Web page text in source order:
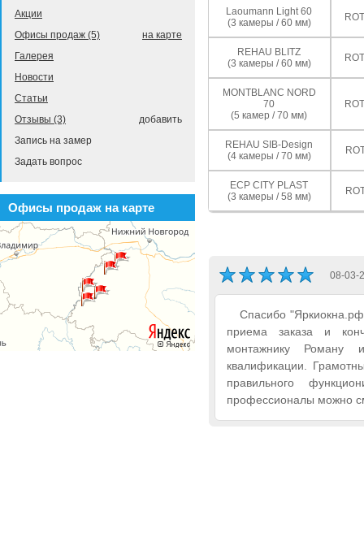
Laoumann Light 60
(3 камеры / 60 мм)
REHAU BLITZ
(3 камеры / 60 мм)
MONTBLANC NORD
70
(5 камер / 70 мм)
REHAU SIB-Design
(4 камеры / 70 мм)
ECP CITY PLAST
(3 камеры / 58 мм)
08-03-
Спасибо
приема заказа и
монтажнику Роману
квалификации.
правильного
профессионалы можно
Акции
на карте
Офисы продаж (5)
Галерея
Новости
Статьи
добавить
Отзывы (3)
Запись на замер
Задать вопрос
Офисы продаж на карте